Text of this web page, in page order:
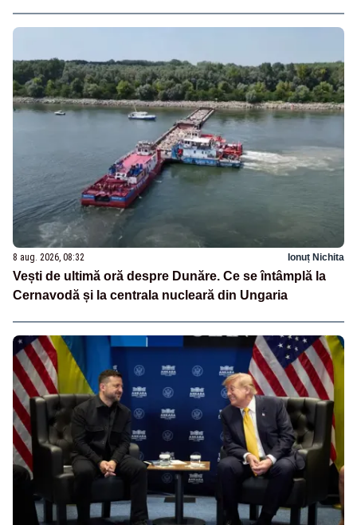
8 aug. 2026, 08:32 Ionuț Nichita
Vești de ultimă oră despre Dunăre. Ce se întâmplă la
Cernavodă și la centrala nucleară din Ungaria